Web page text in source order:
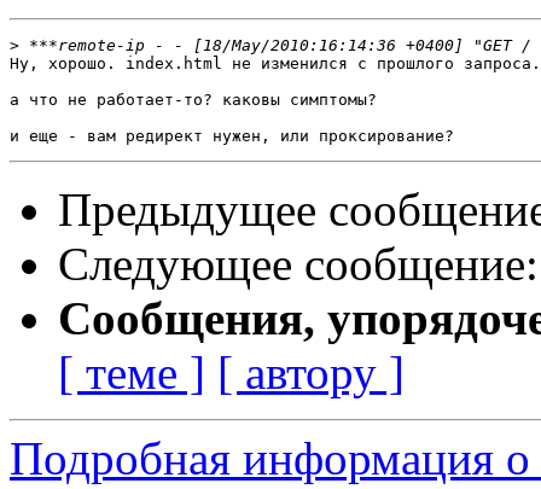
>
Ну, хорошо. index.html не изменился с прошлого запроса.
а что не работает-то? каковы симптомы?
Предыдущее
Следующее
Сообщения,
[ теме ] [ автору ]
Подробная информация